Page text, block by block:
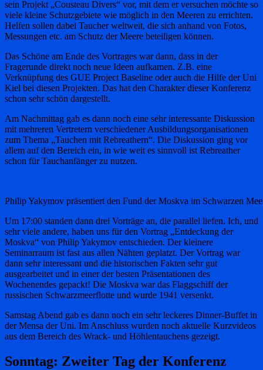
sein Projekt „Cousteau Divers“ vor, mit dem er versuchen möchte so
viele kleine Schutzgebiete wie möglich in den Meeren zu errichten.
Helfen sollen dabei Taucher weltweit, die sich anhand von Fotos,
Messungen etc. am Schutz der Meere beteiligen können.
Das Schöne am Ende des Vortrages war dann, dass in der
Fragerunde direkt noch neue Ideen aufkamen. Z.B. eine
Verknüpfung des GUE Project Baseline oder auch die Hilfe der Uni
Kiel bei diesen Projekten. Das hat den Charakter dieser Konferenz
schon sehr schön dargestellt.
Am Nachmittag gab es dann noch eine sehr interessante Diskussion
mit mehreren Vertretern verschiedener Ausbildungsorganisationen
zum Thema „Tauchen mit Rebreathern“. Die Diskussion ging vor
allem auf den Bereich ein, in wie weit es sinnvoll ist Rebreather
schon für Tauchanfänger zu nutzen.
Philip Yakymov präsentiert den Fund der Moskva im Schwarzen
Um 17:00 standen dann drei Vorträge an, die parallel liefen. Ich, und
sehr viele andere, haben uns für den Vortrag „Entdeckung der
Moskva“ von Philip Yakymov entschieden. Der kleinere
Seminarraum ist fast aus allen Nähten geplatzt. Der Vortrag war
dann sehr interessant und die historischen Fakten sehr gut
ausgearbeitet und in einer der besten Präsentationen des
Wochenendes gepackt! Die Moskva war das Flaggschiff der
russischen Schwarzmeerflotte und wurde 1941 versenkt.
Samstag Abend gab es dann noch ein sehr leckeres Dinner-Buffet in
der Mensa der Uni. Im Anschluss wurden noch aktuelle Kurzvideos
aus dem Bereich des Wrack- und Höhlentauchens gezeigt.
Sonntag: Zweiter Tag der Konferenz